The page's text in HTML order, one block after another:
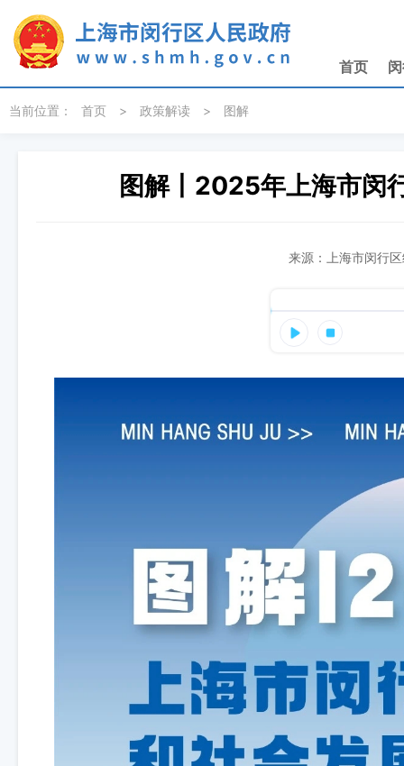
首页
当前位置： 首页 > 政策解读 > 图解
图解丨2025年上海市闵
来源：上海市闵行